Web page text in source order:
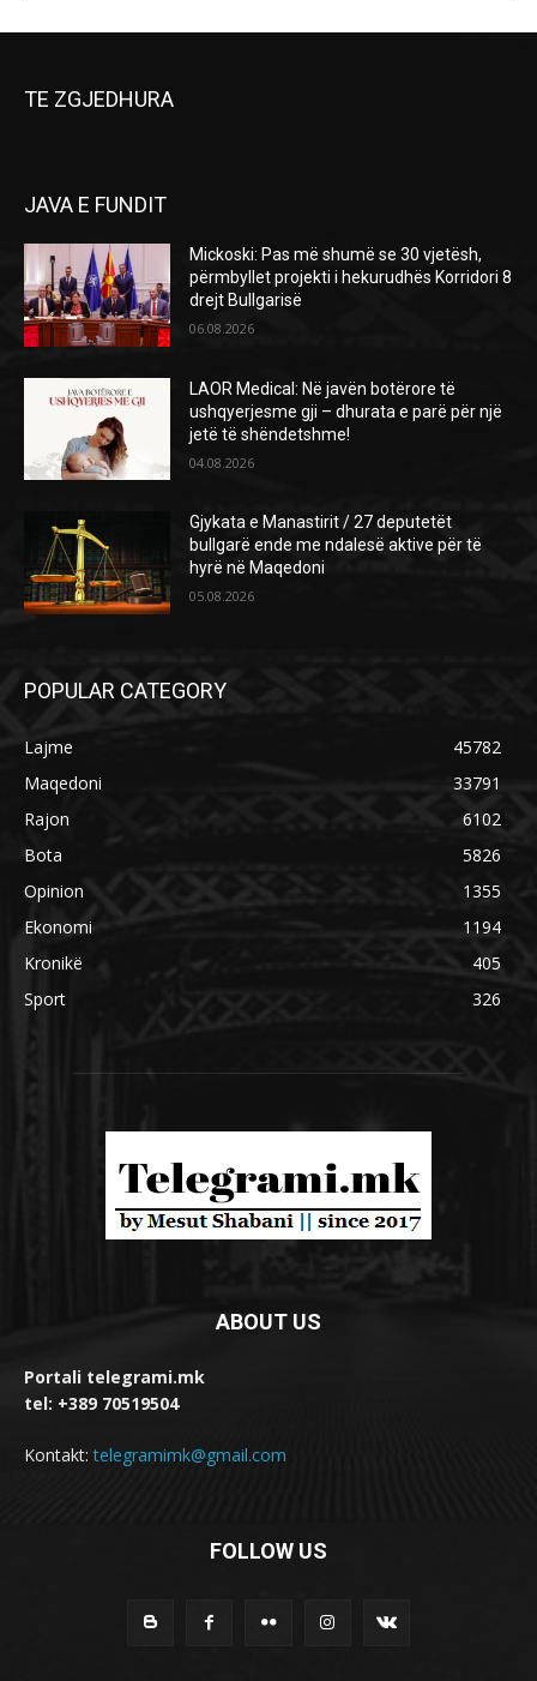
TE ZGJEDHURA
JAVA E FUNDIT
Mickoski: Pas më shumë se 30 vjetësh,
përmbyllet projekti i hekurudhës Korridori 8
drejt Bullgarisë
06.08.2026
LAOR Medical: Në javën botërore të
ushqyerjesme gji – dhurata e parë për një
jetë të shëndetshme!
04.08.2026
Gjykata e Manastirit / 27 deputetët
bullgarë ende me ndalesë aktive për të
hyrë në Maqedoni
05.08.2026
POPULAR CATEGORY
Lajme
45782
Maqedoni
33791
Rajon
6102
Bota
5826
Opinion
1355
Ekonomi
1194
Kronikë
405
Sport
326
ABOUT US
Portali telegrami.mk
tel: +389 70519504
Kontakt:telegramimk@gmail.com
FOLLOW US